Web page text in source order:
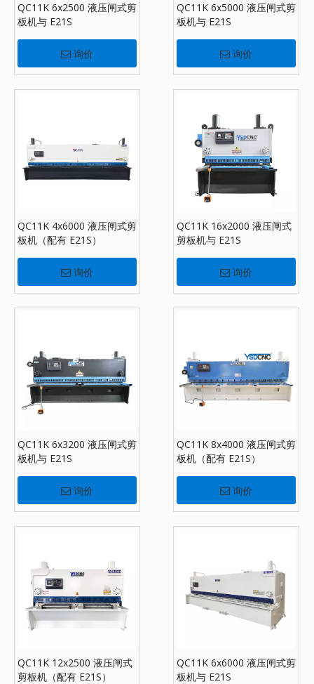
QC11K 6x2500 液压闸式剪
板机与 E21S
询价
QC11K 6x5000 液压闸式剪
板机与 E21S
询价
QC11K 4x6000 液压闸式剪
板机（配有 E21S）
询价
QC11K 16x2000 液压闸式
剪板机与 E21S
询价
QC11K 6x3200 液压闸式剪
板机与 E21S
询价
QC11K 8x4000 液压闸式剪
板机（配有 E21S）
询价
QC11K 12x2500 液压闸式
剪板机（配有 E21S）
QC11K 6x6000 液压闸式剪
板机与 E21S